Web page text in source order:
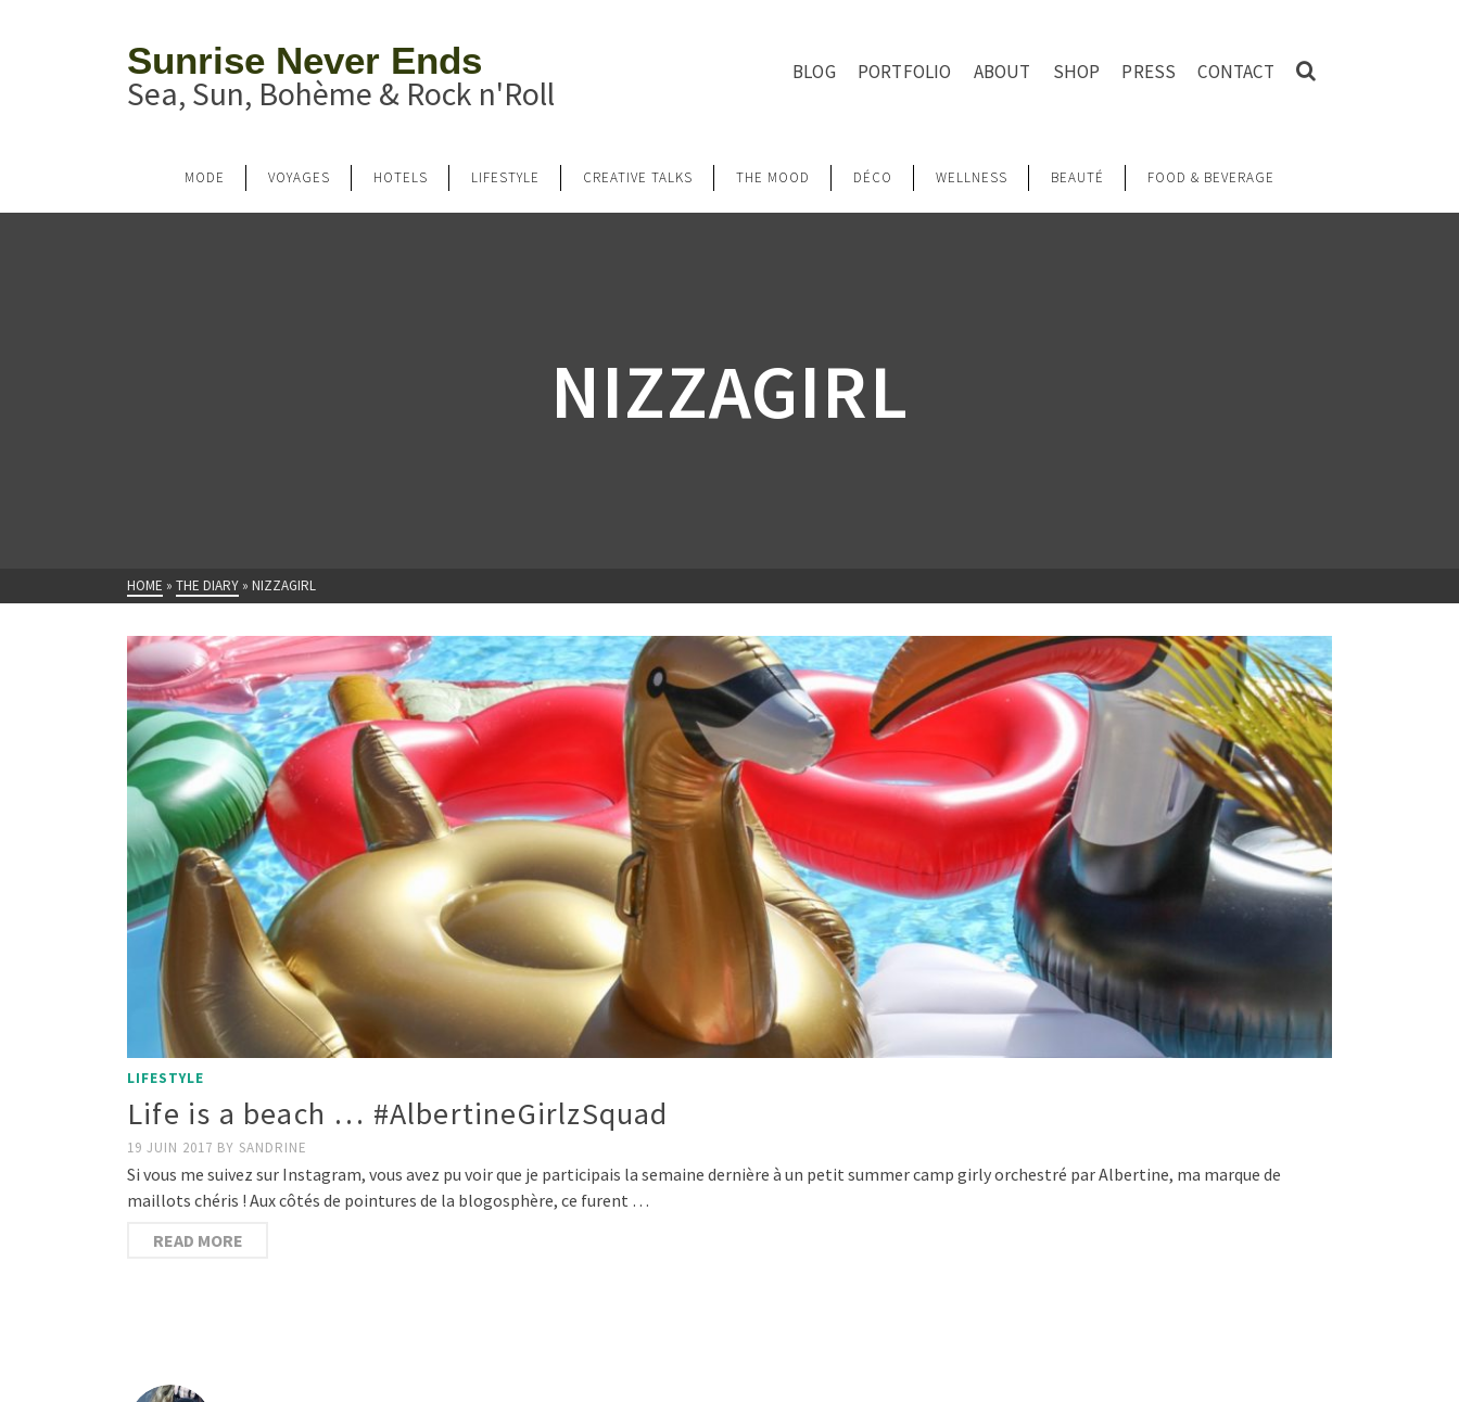
Sunrise Never Ends
Sea, Sun, Bohème & Rock n'Roll
BLOG PORTFOLIO ABOUT SHOP PRESS CONTACT
MODE VOYAGES HOTELS LIFESTYLE CREATIVE TALKS THE MOOD DÉCO WELLNESS BEAUTÉ FOOD & BEVERAGE
NIZZAGIRL
HOME » THE DIARY » NIZZAGIRL
LIFESTYLE
Life is a beach … #AlbertineGirlzSquad
19 JUIN 2017 BY SANDRINE
Si vous me suivez sur Instagram, vous avez pu voir que je participais la semaine dernière à un petit summer camp girly orchestré par Albertine, ma marque de
maillots chéris ! Aux côtés de pointures de la blogosphère, ce furent …
READ MORE